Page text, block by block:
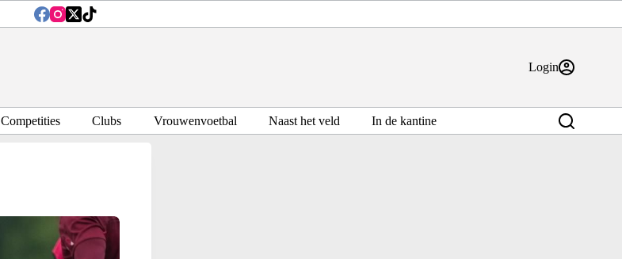
Login
Competities Clubs Vrouwenvoetbal Naast het veld In de kantine